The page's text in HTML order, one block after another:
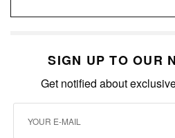
SIGN UP TO OUR
Get notified about